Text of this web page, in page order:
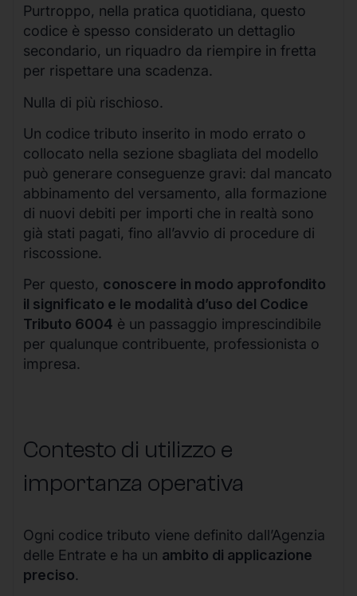
Purtroppo, nella pratica quotidiana, questo
codice è spesso considerato un dettaglio
secondario, un riquadro da riempire in fretta
per rispettare una scadenza.
Nulla di più rischioso.
Un codice tributo inserito in modo errato o
collocato nella sezione sbagliata del modello
può generare conseguenze gravi: dal mancato
abbinamento del versamento, alla formazione
di nuovi debiti per importi che in realtà sono
già stati pagati, fino all’avvio di procedure di
riscossione.
Per questo, conoscere in modo approfondito
il significato e le modalità d’uso del Codice
Tributo 6004 è un passaggio imprescindibile
per qualunque contribuente, professionista o
impresa.
Contesto di utilizzo e
importanza operativa
Ogni codice tributo viene definito dall’Agenzia
delle Entrate e ha un ambito di applicazione
preciso.